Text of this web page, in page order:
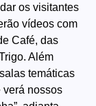
os visitantes
vídeos com
Café, das
Além
temáticas
verá nossos